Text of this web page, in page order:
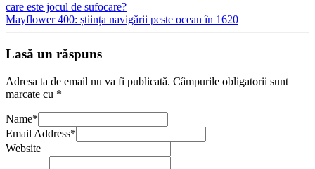
care este jocul de sufocare?
Mayflower 400: știința navigării peste ocean în 1620
Lasă un răspuns
Adresa ta de email nu va fi publicată. Câmpurile obligatorii sunt
marcate cu *
Name*
Email Address*
Website